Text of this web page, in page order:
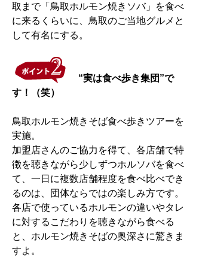
取まで「鳥取ホルモン焼きソバ」を食べ
に来るくらいに、鳥取のご当地グルメと
して有名にする。
“実は食べ歩き集団”で
す！（笑）
鳥取ホルモン焼きそば食べ歩きツアーを
実施。
加盟店さんのご協力を得て、各店舗で特
徴を聴きながら少しずつホルソバを食べ
て、一日に複数店舗程度を食べ比べでき
るのは、団体ならではの楽しみ方です。
各店で使っているホルモンの違いやタレ
に対するこだわりを聴きながら食べる
と、ホルモン焼きそばの奥深さに驚きま
すよ。